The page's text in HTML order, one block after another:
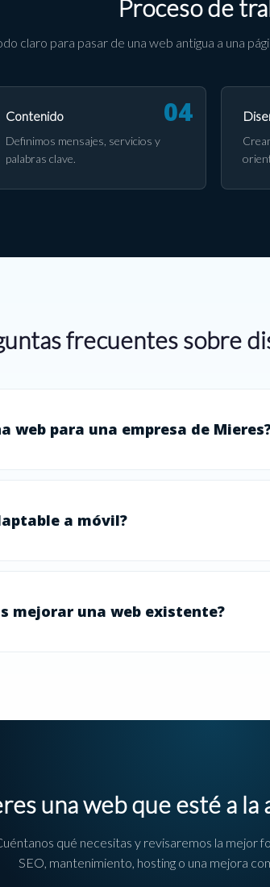
Proceso de
claro para pasar de una web antigua a una
Contenido
Definimos mensajes, servicios y
palabras clave.
frecuentes sobre
web para una empresa de
a móvil?
mejorar una web existente?
una web que esté a
qué necesitas y revisaremos la mejor
SEO, mantenimiento, hosting o una mejora